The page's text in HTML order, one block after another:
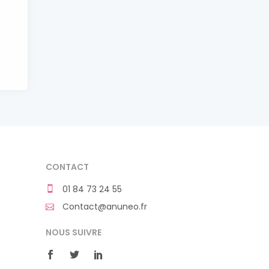
CONTACT
01 84 73 24 55
Contact@anuneo.fr
NOUS SUIVRE